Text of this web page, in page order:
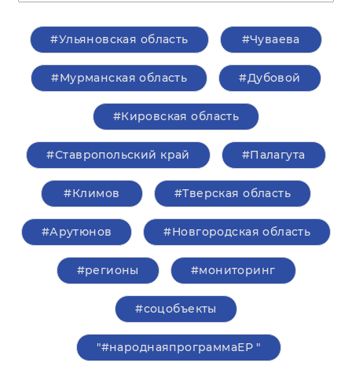
#Ульяновская область #Чуваева
#Мурманская область #Дубовой
#Кировская область
#Ставропольский край #Палагута
#Климов #Тверская область
#Арутюнов #Новгородская область
#регионы #мониторинг
#соцобъекты
"#народнаяпрограммаЕР "